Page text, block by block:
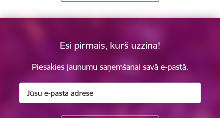
Esi pirmais, kurš uzzina!
Piesakies jaunumu saņemšanai savā e-pastā.